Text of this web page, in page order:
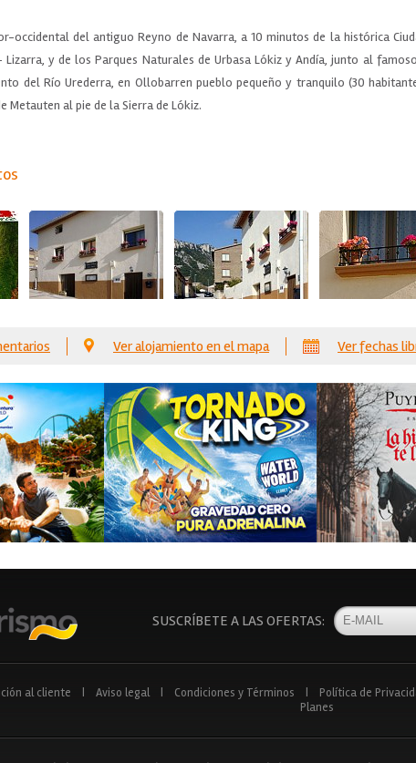
occidental del antiguo Reyno de Navarra, a 10 minutos de la histórica
Lizarra, y de los Parques Naturales de Urbasa Lókiz y Andía, junto al
del Río Urederra, en Ollobarren pueblo pequeño y tranquilo (30
Metauten al pie de la Sierra de Lókiz.
Ver alojamiento en el mapa Ver fechas
SUSCRÍBETE A LAS OFERTAS:
al cliente Aviso legal Condiciones y Términos Política de
Planes